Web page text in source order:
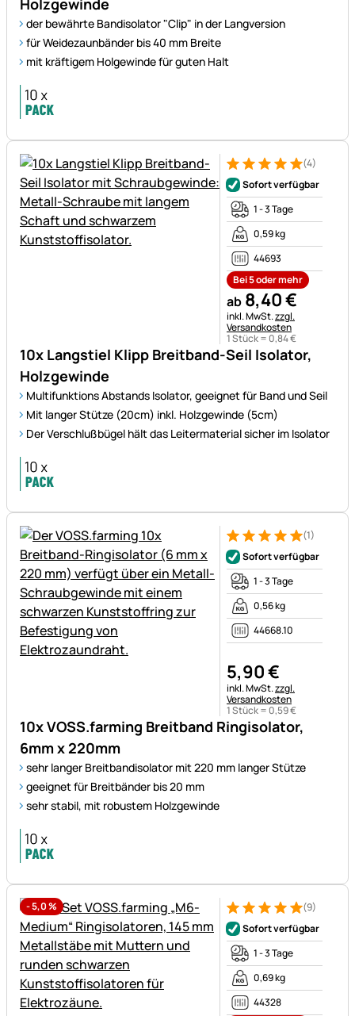
Holzgewinde
der bewährte Bandisolator "Clip" in der Langversion
für Weidezaunbänder bis 40 mm Breite
mit kräftigem Holgewinde für guten Halt
10x Langstiel Klipp Breitband-Seil Isolator,
Holzgewinde
Multifunktions Abstands Isolator, geeignet für Band und Seil
Mit langer Stütze (20cm) inkl. Holzgewinde (5cm)
Der Verschlußbügel hält das Leitermaterial sicher im Isolator
Bewertung: 5 von 5 (4
4 Bewertungen
(4)
Sofort verfügbar
1 - 3 Tage
0,59 kg
44693
Bei 5 oder mehr
ab 8,40€
Steuerhinweis:
inkl. MwSt.zzgl.
Versandkosten
1 Stück = 0,84€
10x VOSS.farming Breitband Ringisolator,
6mm x 220mm
sehr langer Breitbandisolator mit 220 mm langer Stütze
geeignet für Breitbänder bis 20 mm
sehr stabil, mit robustem Holzgewinde
Bewertung: 5 von 5 (1
1 Bewertung
(1)
Sofort verfügbar
1 - 3 Tage
0,56 kg
44668.10
5,90€
Steuerhinweis:
inkl. MwSt.zzgl.
Versandkosten
1 Stück = 0,59€
-5,0% Bewertung: 5 von 5 (9
9 Bewertungen
(9)
Sofort verfügbar
1 - 3 Tage
0,69 kg
44328